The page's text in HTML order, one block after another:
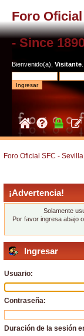
Foro
- Since
Bienvenido(a), Visitante
Foro Oficial SFC -
¡Advertencia!
Solamente
Por favor ingresa abajo
Ingresar
Usuario:
Contraseña:
Duración de la sesión